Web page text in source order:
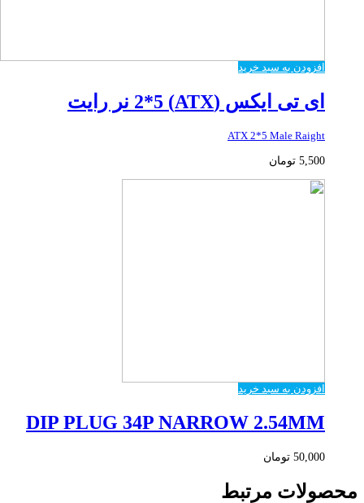
افزودن به سبد خرید
ای تی ایکس (ATX) 2*5 نر رایت
ATX 2*5 Male Raight
5,500 تومان
افزودن به سبد خرید
DIP PLUG 34P NARROW 2.54MM
50,000 تومان
محصولات مرتبط